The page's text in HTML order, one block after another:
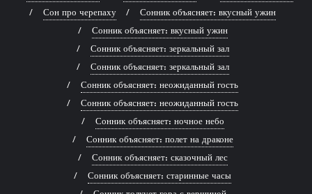
Сон про черепаху
Сонник объясняет: вкусный ужин
Сонник объясняет: вкусный ужин
Сонник объясняет: зеркальный зал
Сонник объясняет: зеркальный зал
Сонник объясняет: неожиданный гость
Сонник объясняет: неожиданный гость
Сонник объясняет: ночное небо
Сонник объясняет: полет на драконе
Сонник объясняет: сказочный лес
Сонник объясняет: старинные часы